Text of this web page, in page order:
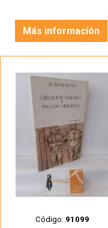
Más información
Código: 91099